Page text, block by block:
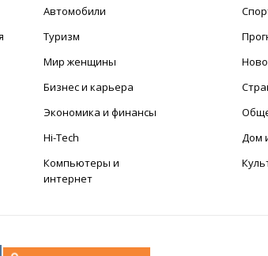
Автомобили
Туризм
Мир женщины
Бизнес и карьера
Экономика и финансы
Hi-Tech
Компьютеры и
интернет
Дом